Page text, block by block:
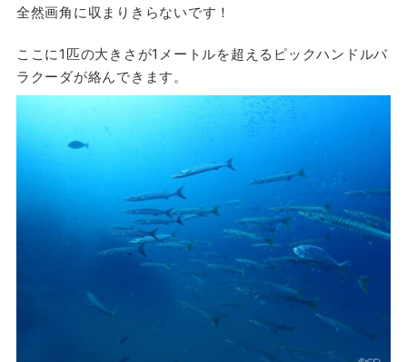
全然画角に収まりきらないです！
ここに1匹の大きさが1メートルを超えるピックハンドルバ
ラクーダが絡んできます。